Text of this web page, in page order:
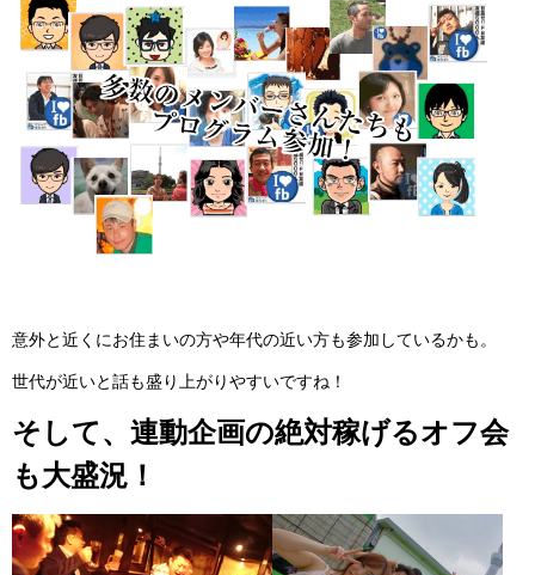
意外と近くにお住まいの方や年代の近い方も参加しているかも。
世代が近いと話も盛り上がりやすいですね！
そして、連動企画の絶対稼げるオフ会
も大盛況！